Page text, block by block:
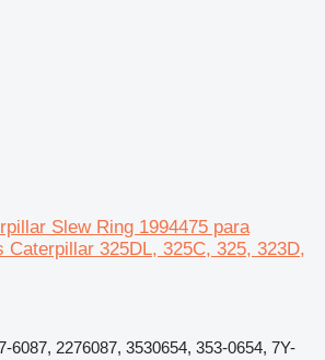
Slew Ring 1994475 para
Caterpillar 325DL, 325C, 325, 323D,
6087, 2276087, 3530654, 353-0654, 7Y-